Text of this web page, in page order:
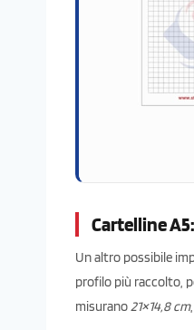
Cartelline
Un altro possibile
profilo più raccolto,
misurano21×14,8 cm